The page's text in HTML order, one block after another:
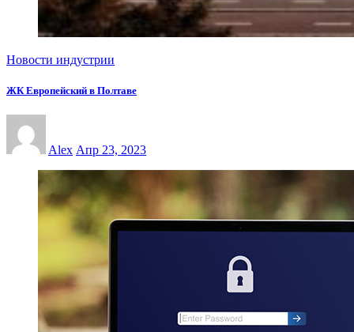
Новости индустрии
ЖК Европейский в Полтаве
Alex Апр 23, 2023